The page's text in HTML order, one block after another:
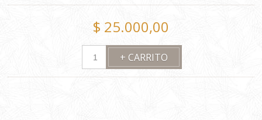
$ 25.000,00